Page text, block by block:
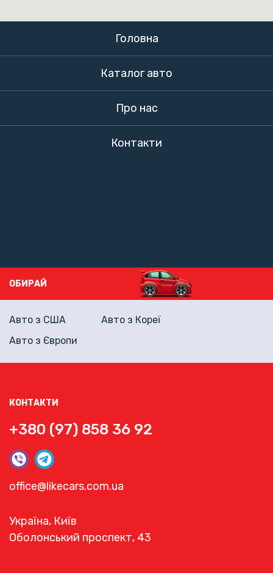
Головна
Каталог авто
Про нас
Контакти
КОНТАКТИ
+380 (97) 858 36 92
office@likecars.com.ua
Україна, Київ
Оболонський проспект, 43
ОБИРАЙ
Авто з США
Авто з Кореї
Авто з Європи